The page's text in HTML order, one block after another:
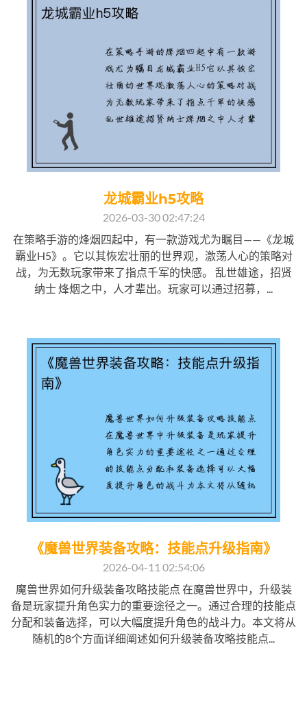
龙城霸业h5攻略
2026-03-30 02:47:24
在策略手游的烽烟四起中，有一款游戏尤为瞩目——《龙城
霸业H5》。它以其恢宏壮丽的世界观，激荡人心的策略对
战，为无数玩家带来了指点千军的快感。 乱世雄途，招贤
纳士 烽烟之中，人才辈出。玩家可以通过招募，...
《魔兽世界装备攻略：技能点升级指南》
2026-04-11 02:54:06
魔兽世界如何升级装备攻略技能点 在魔兽世界中，升级装
备是玩家提升角色实力的重要途径之一。通过合理的技能点
分配和装备选择，可以大幅度提升角色的战斗力。本文将从
随机的8个方面详细阐述如何升级装备攻略技能点...